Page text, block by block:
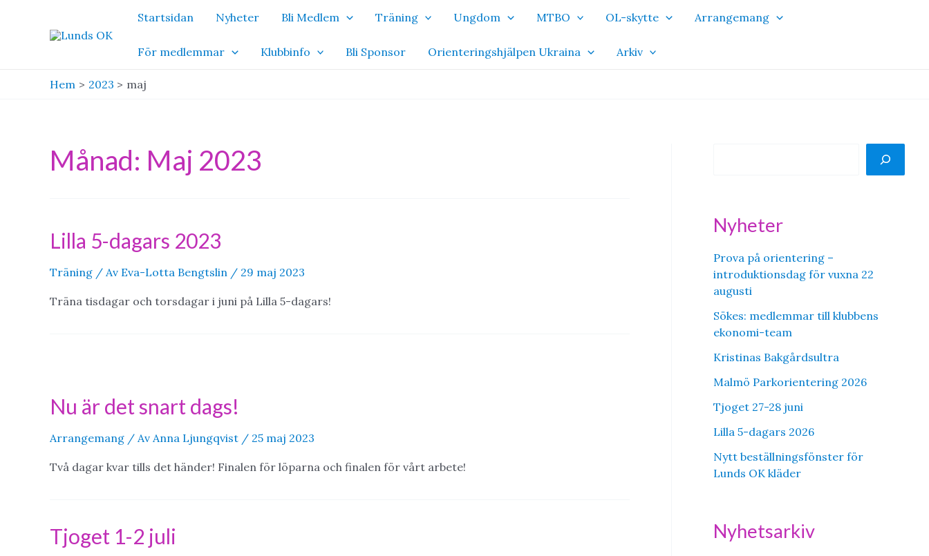
Startsidan Nyheter Bli Medlem Träning Ungdom MTBO OL-skytte Arrangemang
För medlemmar Klubbinfo Bli Sponsor Orienteringshjälpen Ukraina Arkiv
Hem 2023 maj
Månad: Maj 2023
Lilla 5-dagars 2023
Träning / Av Eva-Lotta Bengtslin / 29 maj 2023
Träna tisdagar och torsdagar i juni på Lilla 5-dagars!
Nu är det snart dags!
Arrangemang / Av Anna Ljungqvist / 25 maj 2023
Två dagar kvar tills det händer! Finalen för löparna och finalen för vårt arbete!
Tjoget 1-2 juli
Nyheter
Prova på orientering –
introduktionsdag för vuxna 22
augusti
Sökes: medlemmar till klubbens
ekonomi-team
Kristinas Bakgårdsultra
Malmö Parkorientering 2026
Tjoget 27-28 juni
Lilla 5-dagars 2026
Nytt beställningsfönster för
Lunds OK kläder
Nyhetsarkiv